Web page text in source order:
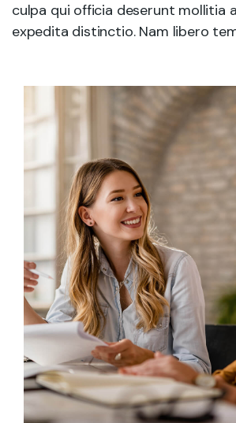
culpa qui officia deserunt mollitia
expedita distinctio. Nam libero